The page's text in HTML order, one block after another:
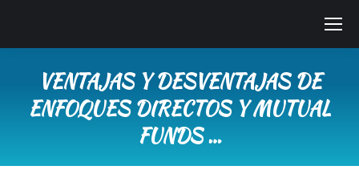
VENTAJAS Y DESVENTAJAS DE
ENFOQUES DIRECTOS Y MUTUAL
FUNDS …